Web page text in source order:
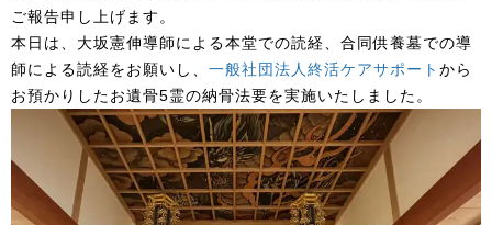
ご報告申し上げます。
本日は、大坂憲伸導師による本堂での読経、合同供養墓での導
師による読経をお願いし、 一般社団法人終活ケアサポート から
お預かりしたお遺骨5霊の納骨法要を実施いたしました。